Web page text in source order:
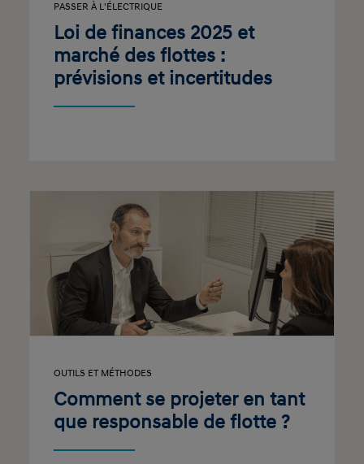
PASSER À L'ÉLECTRIQUE
Loi de finances 2025 et
marché des flottes :
prévisions et incertitudes
OUTILS ET MÉTHODES
Comment se projeter en tant
que responsable de flotte ?